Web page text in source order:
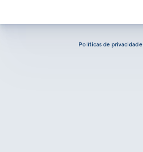
Políticas de privacidade